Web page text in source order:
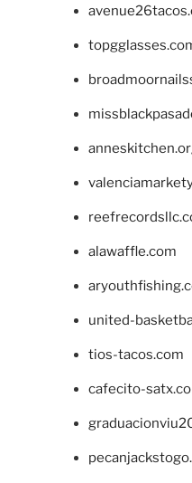
alawaffle.com
united-
tios-tacos.com
cafecito-